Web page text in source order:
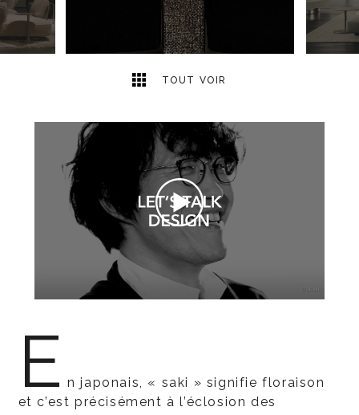
TOUT VOIR
E n japonais, « saki » signifie floraison
et c’est précisément à l’éclosion des